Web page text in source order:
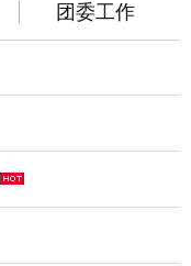
团委工作